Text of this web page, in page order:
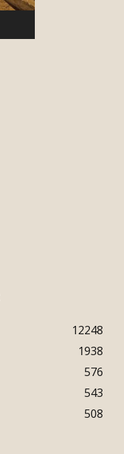
12248
1938
576
543
508